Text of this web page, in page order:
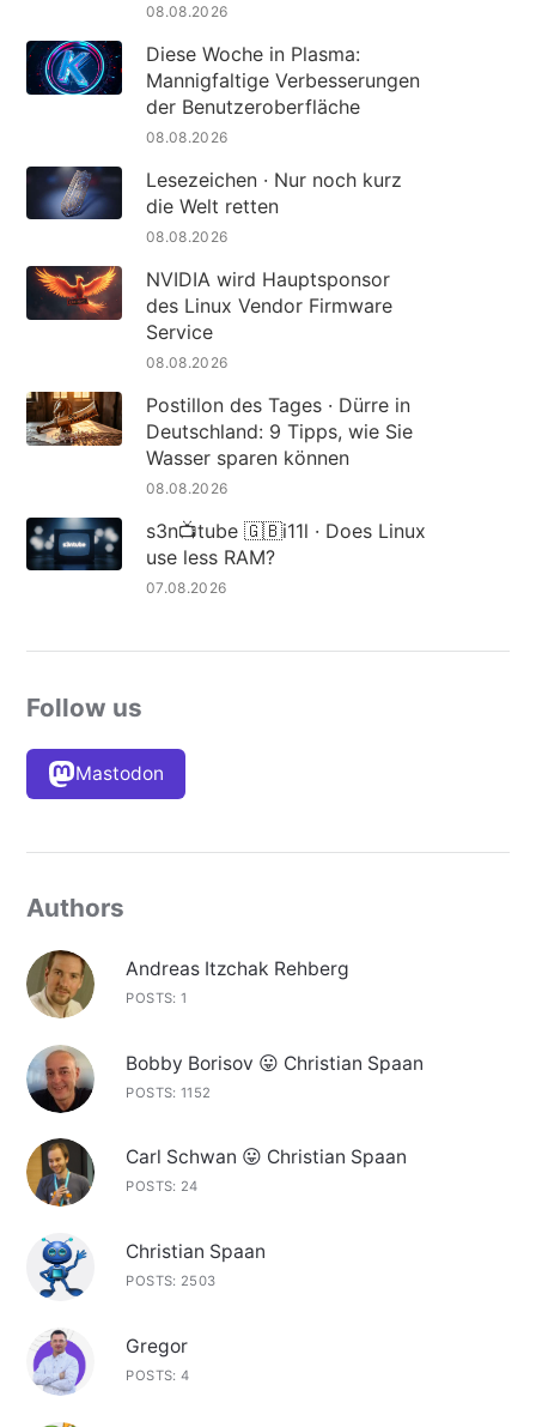
08.08.2026
Diese Woche in Plasma:
Mannigfaltige Verbesserungen
der Benutzeroberfläche
08.08.2026
Lesezeichen · Nur noch kurz
die Welt retten
08.08.2026
NVIDIA wird Hauptsponsor
des Linux Vendor Firmware
Service
08.08.2026
Postillon des Tages · Dürre in
Deutschland: 9 Tipps, wie Sie
Wasser sparen können
08.08.2026
s3n📺tube 🇬🇧i11l · Does Linux
use less RAM?
07.08.2026
Follow us
Mastodon
Authors
Andreas Itzchak Rehberg
POSTS: 1
Bobby Borisov 😛 Christian Spaan
POSTS: 1152
Carl Schwan 😛 Christian Spaan
POSTS: 24
Christian Spaan
POSTS: 2503
Gregor
POSTS: 4